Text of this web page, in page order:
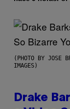
(PHOTO BY JOSE
IMAGES)
Drake